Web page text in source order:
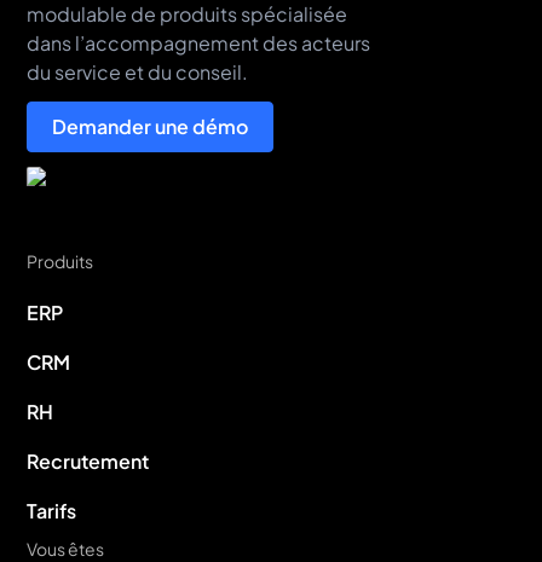
modulable de produits spécialisée
dans l’accompagnement des acteurs
du service et du conseil.
Demander une démo
Produits
ERP
CRM
RH
Recrutement
Tarifs
Vous êtes